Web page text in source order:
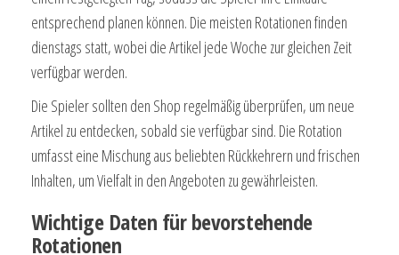
entsprechend planen können. Die meisten Rotationen finden
dienstags statt, wobei die Artikel jede Woche zur gleichen Zeit
verfügbar werden.
Die Spieler sollten den Shop regelmäßig überprüfen, um neue
Artikel zu entdecken, sobald sie verfügbar sind. Die Rotation
umfasst eine Mischung aus beliebten Rückkehrern und frischen
Inhalten, um Vielfalt in den Angeboten zu gewährleisten.
Wichtige Daten für bevorstehende
Rotationen